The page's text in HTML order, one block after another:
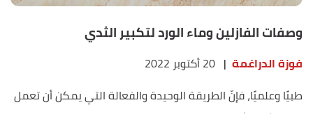
وصفات الفازلين وماء الورد لتكبير الثدي
فوزة الدراغمة | 20 أكتوبر 2022
طبيًا وعلميًا، فإنّ الطريقة الوحيدة والفعالة التي يمكن أن تعمل